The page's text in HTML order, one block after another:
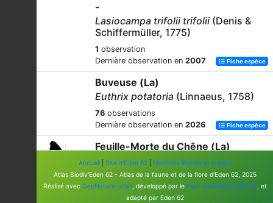
-
Lasiocampa trifolii trifolii (Denis &
Schiffermüller, 1775)
1 observation
Dernière observation en 2007 Fiche espèce
Buveuse (La)
Euthrix potatoria (Linnaeus, 1758)
76 observations
Dernière observation en 2026 Fiche espèce
Feuille-Morte du Chêne (La)
Gastropacha quercifolia(Linnaeus,
1758)
9observations
Dernière observation en
Accueil| Site d'Eden 62|
Mentions légales et crédits
Atlas Biodiv'Eden 62 - Atlas de la faune et de la flore d'Eden 62, 2025
Réalisé avec GeoNature-atlas, développé par le Parc national des Écrins, et
adapté par Eden 62